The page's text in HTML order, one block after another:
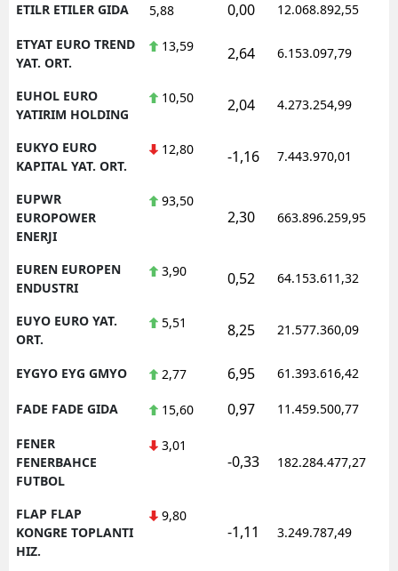
ETILR ETILER GIDA 5,88 0,00 12.068.892,55
ETYAT EURO TREND
YAT. ORT.
13,59 2,64 6.153.097,79
EUHOL EURO
YATIRIM HOLDING
10,50 2,04 4.273.254,99
EUKYO EURO
KAPITAL YAT. ORT.
12,80 -1,16 7.443.970,01
EUPWR
EUROPOWER
ENERJI
93,50
2,30 663.896.259,95
EUREN EUROPEN
ENDUSTRI
3,90 0,52 64.153.611,32
EUYO EURO YAT.
ORT.
5,51 8,25 21.577.360,09
EYGYO EYG GMYO 2,77 6,95 61.393.616,42
FADE FADE GIDA 15,60 0,97 11.459.500,77
FENER
FENERBAHCE
FUTBOL
3,01
-0,33 182.284.477,27
FLAP FLAP
KONGRE TOPLANTI
HIZ.
9,80
-1,11 3.249.787,49